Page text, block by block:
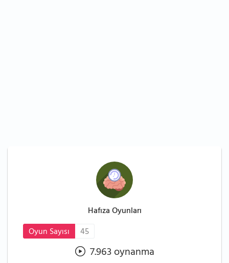
Hafıza Oyunları
Oyun Sayısı
45
7.963 oynanma